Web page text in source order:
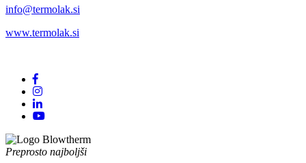
info@termolak.si
www.termolak.si
Preprosto najboljši